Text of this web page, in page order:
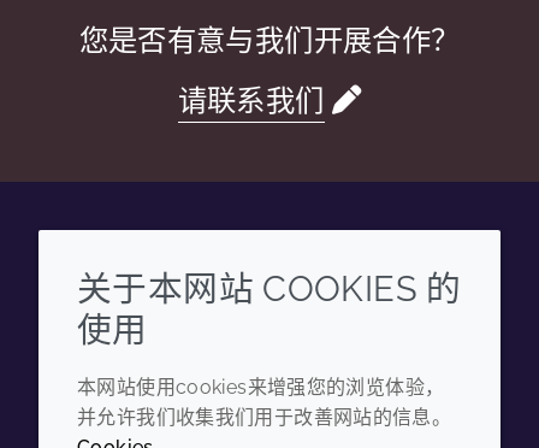
您是否有意与我们开展合作？
请联系我们
WechatYouku Zhihu Tiktok
企业
年度报告
可持续发展报告
条款和条件
隐私政策
关于本网站 COOKIES 的
使用
本网站使用cookies来增强您的浏览体验，
并允许我们收集我们用于改善网站的信息。